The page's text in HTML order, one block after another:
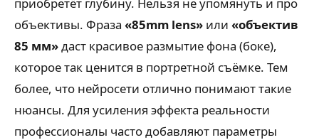
объективы. Фраза «85mm lens» или «объектив
85 мм»даст красивое размытие фона (боке),
которое так ценится в портретной съёмке. Тем
более, что нейросети отлично понимают такие
нюансы. Для усиления эффекта реальности
профессионалы часто добавляют параметры